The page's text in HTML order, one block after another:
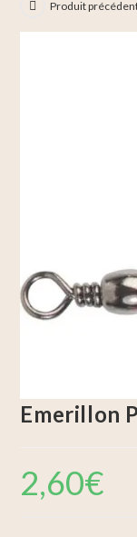
Produit
Emerillon
2,60€